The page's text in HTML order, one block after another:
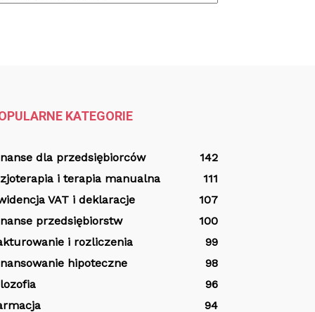
KATEGORIE
dla przedsiębiorców
142
i terapia manualna
111
VAT i deklaracje
107
przedsiębiorstw
100
i rozliczenia
99
hipoteczne
98
96
94